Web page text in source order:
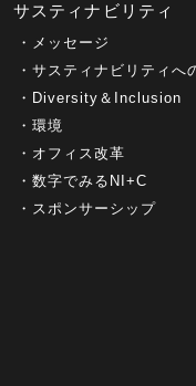
サスティナビリティ
メッセージ
サスティナビリティへ
Diversity＆Inclusion
環境
オフィス改革
数字でみるNI+C
スポンサーシップ